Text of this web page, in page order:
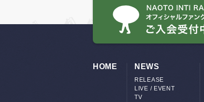
HOME NEWS
RELEASE
LIVE / EVENT
TV